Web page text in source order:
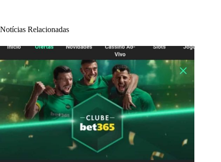
Notícias Relacionadas